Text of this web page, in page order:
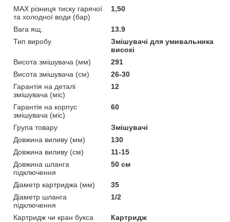
MAX різниця тиску гарячої
та холодної води (бар)
1,50
Вага ящ.
13.9
Тип виробу
Змішувачі для умивальника
високі
Висота змішувача (мм)
291
Висота змішувача (см)
26-30
Гарантія на деталі
змішувача (міс)
12
Гарантія на корпус
змішувача (міс)
60
Група товару
Змішувачі
Довжина виливу (мм)
130
Довжина виливу (см)
11-15
Довжина шланга
підключення
50 см
Діаметр картриджа (мм)
35
Діаметр шланга
підключення
1/2
Картридж чи кран букса
Картридж